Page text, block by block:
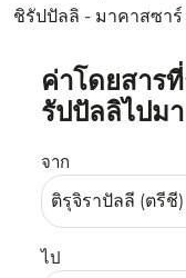
ชิรัปปัลลิ - มาคาสซาร์
ค่าโดยสาร
รัปปัลลิไปม
จาก
ไป
ลองอัปเดตเส้นท